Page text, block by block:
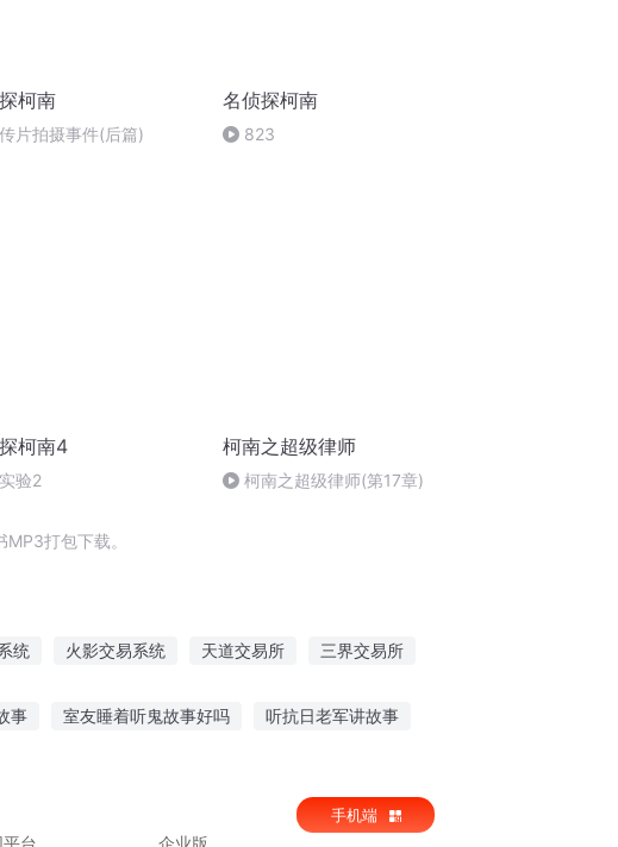
柯南
片拍摄事件(后篇)
名侦探柯南
823
柯南4
验2
柯南之超级律师
柯南之超级律师(第17章)
打包下载。
统 火影交易系统 天道交易所 三界交易所
事 室友睡着听鬼故事好吗 听抗日老军讲故事
台 企业版
手机端